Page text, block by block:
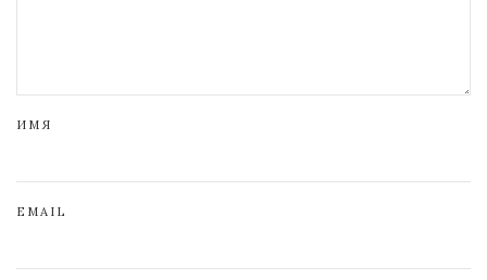
ИМЯ
EMAIL